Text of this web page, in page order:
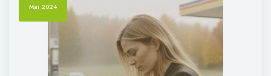
Mai 2024